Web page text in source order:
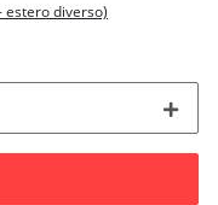
estero diverso)